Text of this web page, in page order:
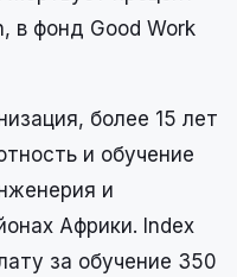
в фонд Good Work
более 15 лет
и обучение
и
Африки. Index
за обучение 350